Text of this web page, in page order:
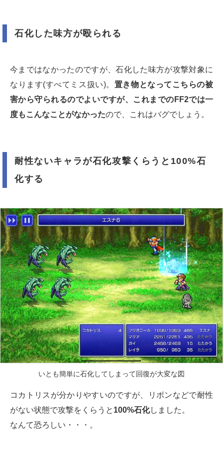
石化した味方が殴られる
今まではなかったのですが、石化した味方が攻撃対象に
なります(すべてミス扱い)。 置き物となってこちらの被
害から守られるのでよいですが、これまでのFF2では一
度もこんなことがなかったので、これはバグでしょう。
耐性ないキャラが石化攻撃くらうと100%石
化する
いとも簡単に石化してしまって回復が大変な図
コカトリスが分かりやすいのですが、リボンなどで耐性
がない状態で攻撃をくらうと 100%石化しました。
なんて恐ろしい・・・。